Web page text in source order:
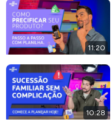
11:20
10:28